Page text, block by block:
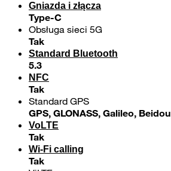
Gniazda i złącza
Type-C
Obsługa sieci 5G
Tak
Standard Bluetooth
5.3
NFC
Tak
Standard GPS
GPS, GLONASS, Galileo, Beidou
VoLTE
Tak
Wi-Fi calling
Tak